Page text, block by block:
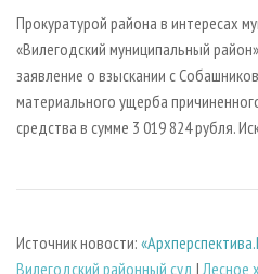
Прокуратурой района в интересах
«Вилегодский муниципальный
заявление о взыскании с
материального ущерба
средства в сумме 3 019 824 рубля.
Источник новости:
Вилегодский районный суд |Лесное